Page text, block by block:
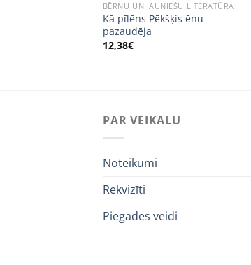
BĒRNU UN JAUNIEŠU LITERATŪRA
Kā pīlēns Pēkšķis ēnu
pazaudēja
12,38€
PAR VEIKALU
Noteikumi
Rekvizīti
Piegādes veidi